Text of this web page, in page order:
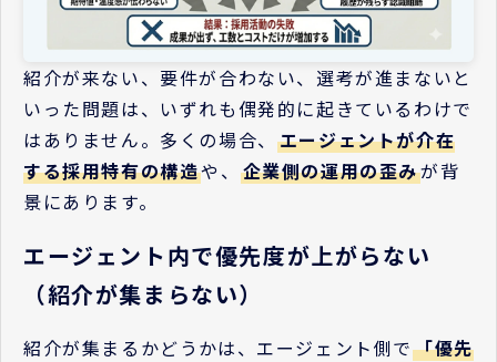
紹介が来ない、要件が合わない、選考が進まないと
いった問題は、いずれも偶発的に起きているわけで
はありません。多くの場合、 エージェントが介在
する採用特有の構造や、 企業側の運用の歪みが背
景にあります。
エージェント内で優先度が上がらない
（紹介が集まらない）
紹介が集まるかどうかは、エージェント側で「優先